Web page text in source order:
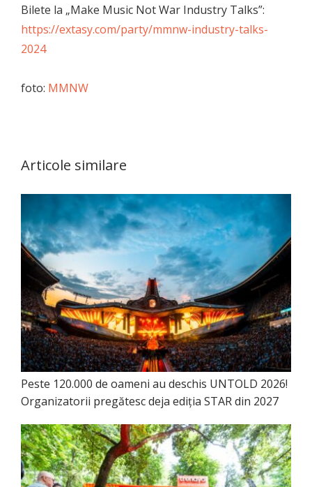
Bilete la „Make Music Not War Industry Talks”:
https://extasy.com/party/mmnw-industry-talks-
2024
foto: MMNW
Articole similare
Peste 120.000 de oameni au deschis UNTOLD 2026!
Organizatorii pregătesc deja ediția STAR din 2027